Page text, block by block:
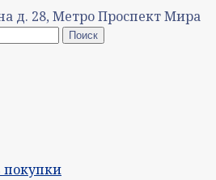
д. 28, Метро Проспект Мира
покупки